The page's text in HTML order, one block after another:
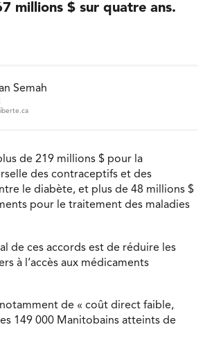
millions $ sur quatre ans.
Semah
de 219 millions $ pour la
des contraceptifs et des
le diabète, et plus de 48 millions $
pour le traitement des maladies
de ces accords est de réduire les
à l’accès aux médicaments
de « coût direct faible,
149 000 Manitobains atteints de